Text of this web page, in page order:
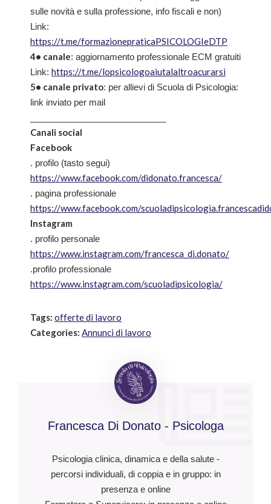
sulle novità e sulla professione, info fiscali e non)
Link:
https://t.me/formazionepraticaPSICOLOGIeDTP
4• canale: aggiornamento professionale ECM gratuiti
Link: https://t.me/lopsicologoaiutalaltroacurarsi
5• canale privato: per allievi di Scuola di Psicologia:
link inviato per mail
Canali social
Facebook
. profilo (tasto segui)
https://www.facebook.com/didonato.francesca/
. pagina professionale
https://www.facebook.com/
Instagram
. profilo personale
https://www.instagram.com/francesca_di.donato/
.profilo professionale
https://www.instagram.com/scuoladipsicologia/
Tags: offerte di lavoro
Categories: Annunci di lavoro
Francesca Di Donato - Psicologa
Psicologia clinica, dinamica e della salute -
percorsi individuali, di coppia e in gruppo: in
presenza e online